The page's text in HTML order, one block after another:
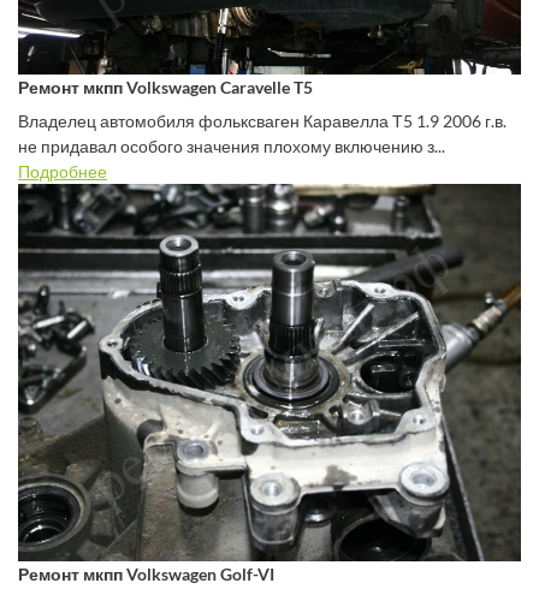
Ремонт мкпп Volkswagen Caravelle T5
Владелец автомобиля фольксваген Каравелла Т5 1.9 2006 г.в.
не придавал особого значения плохому включению з...
Подробнее
Ремонт мкпп Volkswagen Golf-VI